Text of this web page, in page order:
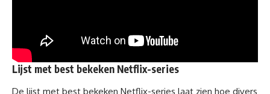
Lijst met best bekeken Netflix-series
De lijst met best bekeken Netflix-series laat zien hoe divers